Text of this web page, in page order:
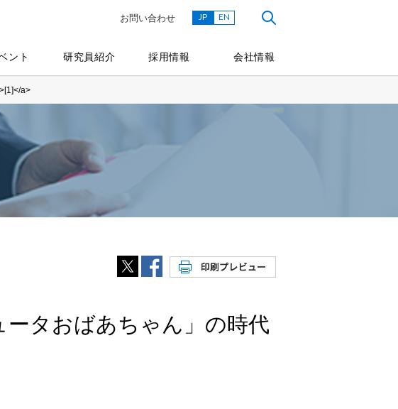
ント 研究員紹介 採用情報 会社情報
お問い合わせ JP EN
a>
タおばあちゃん」の時代